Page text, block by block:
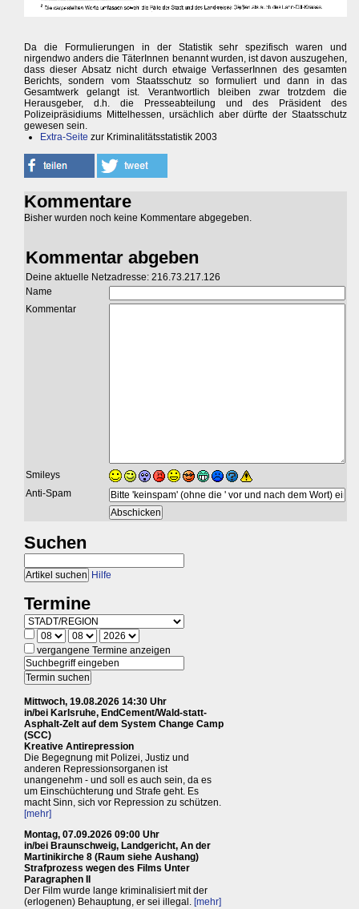
Da die Formulierungen in der Statistik sehr spezifisch waren und
nirgendwo anders die TäterInnen benannt wurden, ist davon auszugehen,
dass dieser Absatz nicht durch etwaige VerfasserInnen des gesamten
Berichts, sondern vom Staatsschutz so formuliert und dann in das
Gesamtwerk gelangt ist. Verantwortlich bleiben zwar trotzdem die
Herausgeber, d.h. die Presseabteilung und des Präsident des
Polizeipräsidiums Mittelhessen, ursächlich aber dürfte der Staatsschutz
gewesen sein.
Extra-Seite zur Kriminalitätsstatistik 2003
Kommentare
Bisher wurden noch keine Kommentare abgegeben.
Kommentar abgeben
Deine aktuelle Netzadresse: 216.73.217.126
Name
Kommentar
Smileys
Anti-Spam
Suchen
Hilfe
Termine
vergangene Termine anzeigen
Mittwoch, 19.08.2026 14:30 Uhr
in/bei Karlsruhe, EndCement/Wald-statt-
Asphalt-Zelt auf dem System Change Camp
(SCC)
Kreative Antirepression
Die Begegnung mit Polizei, Justiz und
anderen Repressionsorganen ist
unangenehm - und soll es auch sein, da es
um Einschüchterung und Strafe geht. Es
macht Sinn, sich vor Repression zu schützen.
[mehr]
Montag, 07.09.2026 09:00 Uhr
in/bei Braunschweig, Landgericht, An der
Martinikirche 8 (Raum siehe Aushang)
Strafprozess wegen des Films Unter
Paragraphen II
Der Film wurde lange kriminalisiert mit der
(erlogenen) Behauptung, er sei illegal. [mehr]